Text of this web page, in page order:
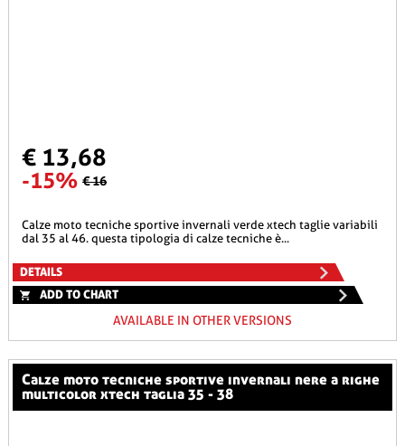
€ 13,68
-15% € 16
calze moto tecniche sportive invernali verde xtech taglie variabili
dal 35 al 46. questa tipologia di calze tecniche è...
DETAILS
ADD TO CHART
AVAILABLE IN OTHER VERSIONS
calze moto tecniche sportive invernali nere a righe
multicolor xtech taglia 35 - 38